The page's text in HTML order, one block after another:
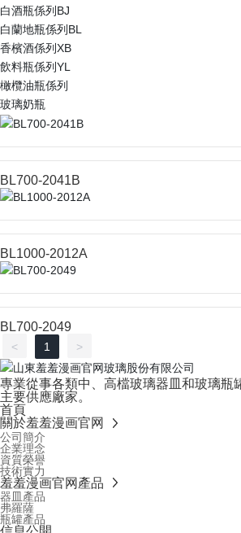
白酒瓶係列BJ
白蘭地瓶係列BL
香檳酒係列XB
飲料瓶係列YL
橄欖油瓶係列
玻璃奶瓶
BL700-2041B
BL1000-2012A
BL700-2049
< 1 >
專業從事各類中、高檔玻璃器皿和玻璃瓶罐的
主要供應廠家。
首頁
關於羞羞漫画官网
公司簡介
企業理念
資質榮譽
技術實力
羞羞漫画官网產品
器皿產品
弗羅薩
瓶罐產品